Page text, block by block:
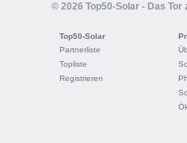
© 2026 Top50-Solar - Das
Top50-Solar
Partnerliste
Topliste
Registrieren